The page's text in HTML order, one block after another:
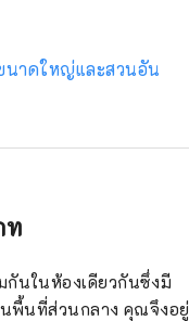
ขนาดใหญ่และสวนอัน
ท
กันในห้องเดียวกันซึ่งมี
นพื้นที่ส่วนกลาง คุณจึงอยู่